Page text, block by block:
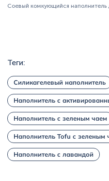
Соевый комкующийся наполнитель
Теги:
Силикагелевый наполнитель
Наполнитель с
Наполнитель с зеленым чаем
Наполнитель Tofu с зеленым
Наполнитель с лавандой